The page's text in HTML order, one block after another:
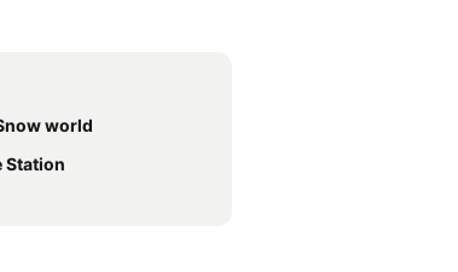
world
Station